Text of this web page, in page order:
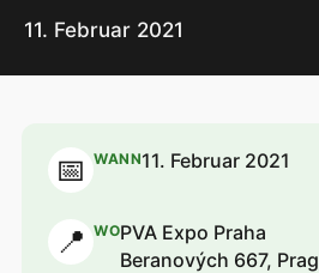
11. Februar 2021
📅 WANN11. Februar 2021
📍 WOPVA Expo Praha
Beranových 667, Prag